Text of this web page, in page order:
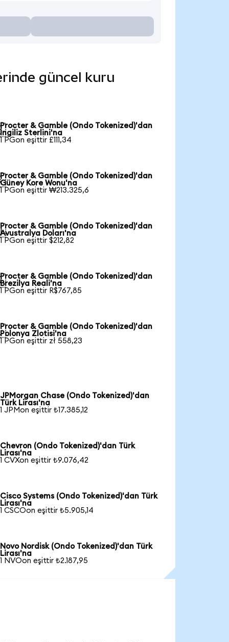
güncel kuru
Procter & Gamble (Ondo Tokenized)'dan
İngiliz Sterlini'na
1 PGon eşittir £111,34
Procter & Gamble (Ondo Tokenized)'dan
Güney Kore Wonu'na
1 PGon eşittir ₩213.325,6
Procter & Gamble (Ondo Tokenized)'dan
Avustralya Doları'na
1 PGon eşittir $212,82
Procter & Gamble (Ondo Tokenized)'dan
Brezilya Reali'na
1 PGon eşittir R$767,85
Procter & Gamble (Ondo Tokenized)'dan
Polonya Zlotisi'na
1 PGon eşittir zł 558,23
JPMorgan Chase (Ondo Tokenized)'dan
Türk Lirası'na
1 JPMon eşittir ₺17.385,12
Chevron (Ondo Tokenized)'dan Türk
Lirası'na
1 CVXon eşittir ₺9.076,42
Cisco Systems (Ondo Tokenized)'dan Türk
Lirası'na
1 CSCOon eşittir ₺5.905,14
Novo Nordisk (Ondo Tokenized)'dan Türk
Lirası'na
1 NVOon eşittir ₺2.187,95